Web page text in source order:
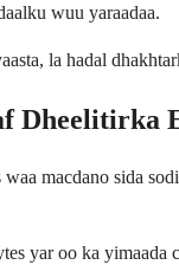
wuu yaraadaa.
la hadal
Dheelitirka
macdano sida
yar oo ka